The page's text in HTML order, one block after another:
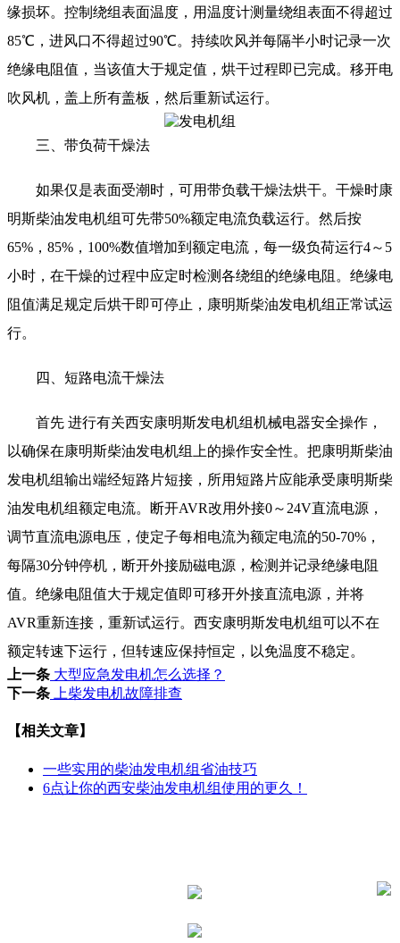
缘损坏。控制绕组表面温度，用温度计测量绕组表面不得超过
85℃，进风口不得超过90℃。持续吹风并每隔半小时记录一次
绝缘电阻值，当该值大于规定值，烘干过程即已完成。移开电
吹风机，盖上所有盖板，然后重新试运行。
三、带负荷干燥法
如果仅是表面受潮时，可用带负载干燥法烘干。干燥时康
明斯柴油发电机组可先带50%额定电流负载运行。然后按
65%，85%，100%数值增加到额定电流，每一级负荷运行4～5
小时，在干燥的过程中应定时检测各绕组的绝缘电阻。绝缘电
阻值满足规定后烘干即可停止，康明斯柴油发电机组正常试运
行。
四、短路电流干燥法
首先 进行有关西安康明斯发电机组机械电器安全操作，
以确保在康明斯柴油发电机组上的操作安全性。把康明斯柴油
发电机组输出端经短路片短接，所用短路片应能承受康明斯柴
油发电机组额定电流。断开AVR改用外接0～24V直流电源，
调节直流电源电压，使定子每相电流为额定电流的50-70%，
每隔30分钟停机，断开外接励磁电源，检测并记录绝缘电阻
值。绝缘电阻值大于规定值即可移开外接直流电源，并将
AVR重新连接，重新试运行。西安康明斯发电机组可以不在
额定转速下运行，但转速应保持恒定，以免温度不稳定。
上一条 大型应急发电机怎么选择？
下一条 上柴发电机故障排查
【相关文章】
一些实用的柴油发电机组省油技巧
6点让你的西安柴油发电机组使用的更久！